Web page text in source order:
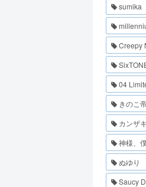
sumika
Creepy
04
きのこ
カンザ
神様、
ぬゆり
Saucy